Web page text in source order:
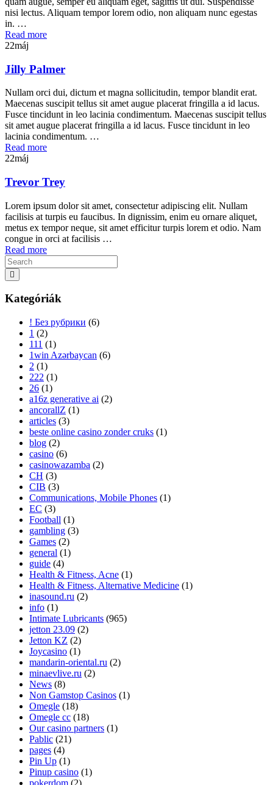
nisi lectus. Aliquam tempor lorem odio, non aliquam nunc egestas
in. …
Read more
22máj
Jilly Palmer
Nullam orci dui, dictum et magna sollicitudin, tempor blandit erat.
Maecenas suscipit tellus sit amet augue placerat fringilla a id lacus.
Fusce tincidunt in leo lacinia condimentum. Maecenas suscipit tellus
sit amet augue placerat fringilla a id lacus. Fusce tincidunt in leo
lacinia condimentum. …
Read more
22máj
Trevor Trey
Lorem ipsum dolor sit amet, consectetur adipiscing elit. Nullam
facilisis at turpis eu faucibus. In dignissim, enim eu ornare aliquet,
metus ex tempor neque, sit amet efficitur turpis lorem et odio. Nam
congue in orci at facilisis …
Read more
Kategóriák
! Без рубрики (6)
1 (2)
111 (1)
1win Azərbaycan (6)
2 (1)
222 (1)
26 (1)
a16z generative ai (2)
ancorallZ (1)
articles (3)
beste online casino zonder cruks (1)
blog (2)
casino (6)
casinowazamba (2)
CH (3)
CIB (3)
Communications, Mobile Phones (1)
EC (3)
Football (1)
gambling (3)
Games (2)
general (1)
guide (4)
Health & Fitness, Acne (1)
Health & Fitness, Alternative Medicine (1)
inasound.ru (2)
info (1)
Intimate Lubricants (965)
jetton 23.09 (2)
Jetton KZ (2)
Joycasino (1)
mandarin-oriental.ru (2)
minaevlive.ru (2)
News (8)
Non Gamstop Casinos (1)
Omegle (18)
Omegle cc (18)
Our casino partners (1)
Pablic (21)
pages (4)
Pin Up (1)
Pinup casino (1)